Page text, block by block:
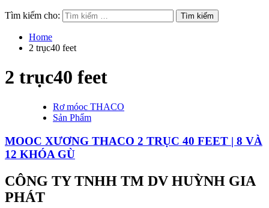
Tìm kiếm cho:
Home
2 trục40 feet
2 trục40 feet
Rơ móoc THACO
Sản Phẩm
MOOC XƯƠNG THACO 2 TRỤC 40 FEET | 8 VÀ
12 KHÓA GÙ
CÔNG TY TNHH TM DV HUỲNH GIA
PHÁT